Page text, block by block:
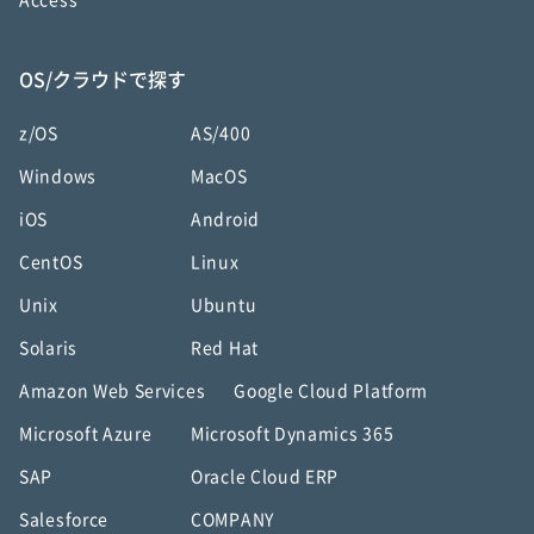
OS/クラウドで探す
z/OS AS/400
Windows MacOS
iOS Android
CentOS Linux
Unix Ubuntu
Solaris Red Hat
Amazon Web Services Google Cloud Platform
Microsoft Azure Microsoft Dynamics 365
SAP Oracle Cloud ERP
Salesforce COMPANY